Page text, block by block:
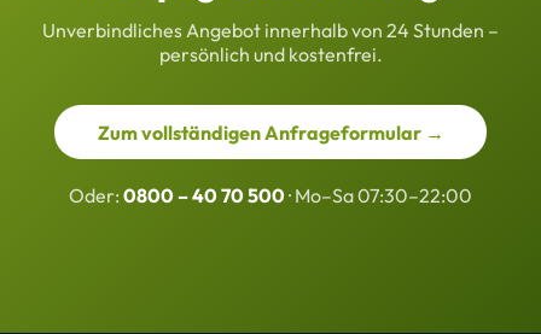
Unverbindliches Angebot innerhalb von 24 Stunden –
persönlich und kostenfrei.
Zum vollständigen Anfrageformular →
Oder: 0800 – 40 70 500· Mo–Sa 07:30–22:00